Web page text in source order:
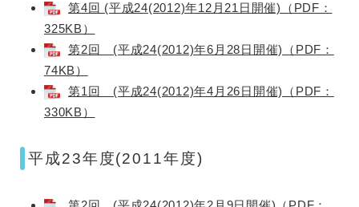
第4回 (平成24(2012)年12月21日開催)（PDF：
325KB）
第2回 (平成24(2012)年6月28日開催)（PDF：
74KB）
第1回 (平成24(2012)年4月26日開催)（PDF：
330KB）
平成23年度(2011年度)